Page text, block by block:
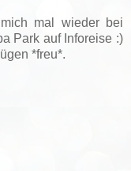
mal wieder bei
Park auf Inforeise :)
*freu*.